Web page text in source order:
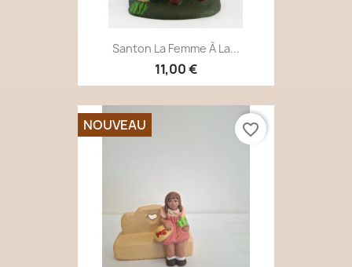
Santon La Femme À La...
11,00 €
NOUVEAU favorite_border